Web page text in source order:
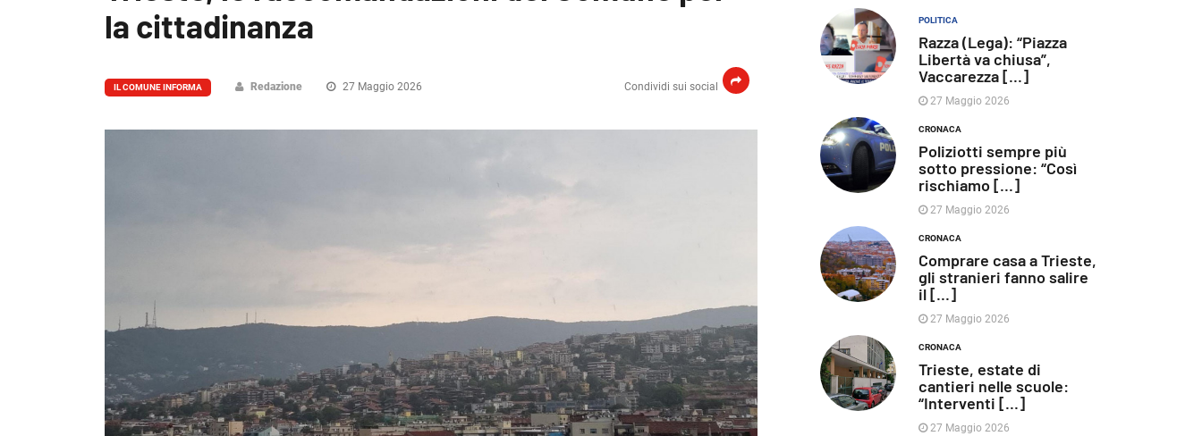
la cittadinanza
Condividi sui social
IL COMUNE INFORMA Redazione 27 Maggio 2026
POLITICA
Razza (Lega): “Piazza
Libertà va chiusa”,
Vaccarezza [...]
27 Maggio 2026
CRONACA
Poliziotti sempre più
sotto pressione: “Così
rischiamo [...]
27 Maggio 2026
CRONACA
Comprare casa a Trieste,
gli stranieri fanno salire
il [...]
27 Maggio 2026
CRONACA
Trieste, estate di
cantieri nelle scuole:
“Interventi [...]
27 Maggio 2026